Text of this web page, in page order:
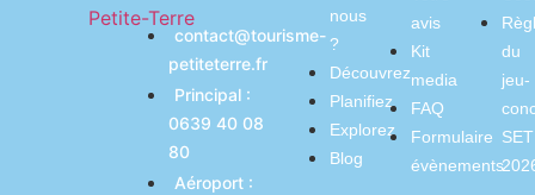
contact@tourisme-
petiteterre.fr
Principal :
0639 40 08
80
Aéroport :
nous
?
Découvrez
Planifiez
Explorez
Blog
avis
Kit
media
FAQ
Formulaire
évènements
du
jeu-
SET